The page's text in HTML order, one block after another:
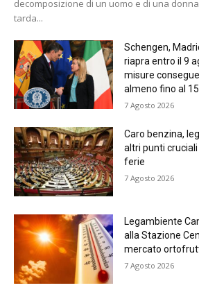
decomposizione di un uomo e di una
tarda...
Schengen,
riapra entro il 9
misure
almeno fino al
7 Agosto 2026
Caro benzina,
altri punti
ferie
7 Agosto 2026
Legambiente
alla Stazione
mercato
7 Agosto 2026